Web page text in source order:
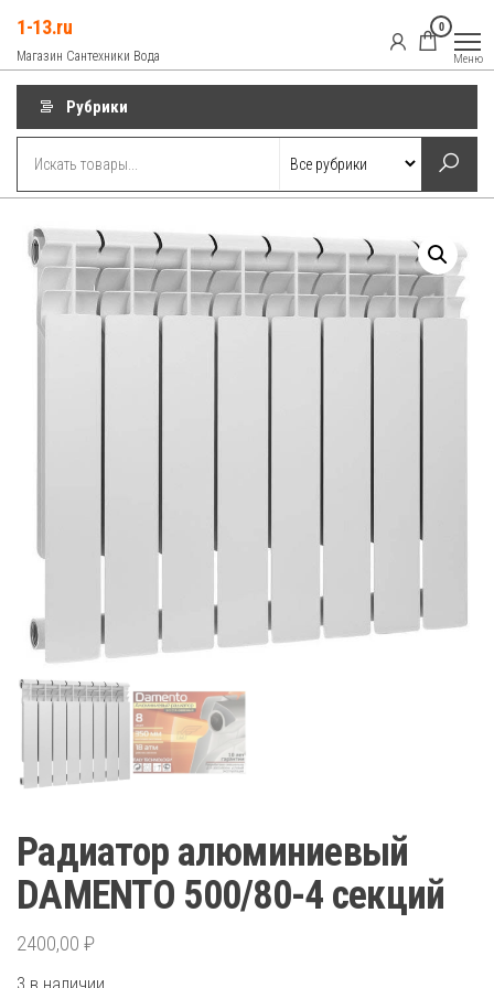
содержимому
1-13.ru
Магазин Сантехники Вода
0
Меню
Рубрики
Радиатор алюминиевый
DAMENTO 500/80-4 секций
2400,00 ₽
3 в наличии